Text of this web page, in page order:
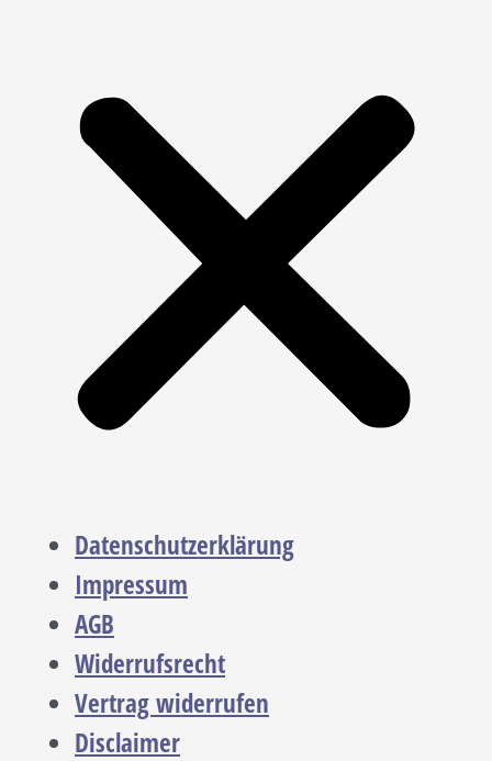
Datenschutzerklärung
Impressum
AGB
Widerrufsrecht
Vertrag widerrufen
Disclaimer